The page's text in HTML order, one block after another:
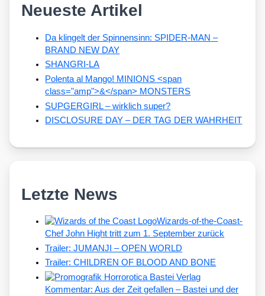
Neueste Artikel
Da klingelt der Spinnensinn: SPIDER-MAN –
BRAND NEW DAY
SHANGRI-LA
Polenta al Mango! MINIONS <span
class="amp">&</span> MONSTERS
SUPGERGIRL – wirklich super?
DISCLOSURE DAY – DER TAG DER WAHRHEIT
Letzte News
Wizards-of-the-Coast-
Chef John Hight tritt zum 1. September zurück
Trailer: JUMANJI – OPEN WORLD
Trailer: CHILDREN OF BLOOD AND BONE
Kommentar: Aus der Zeit gefallen – Bastei und der